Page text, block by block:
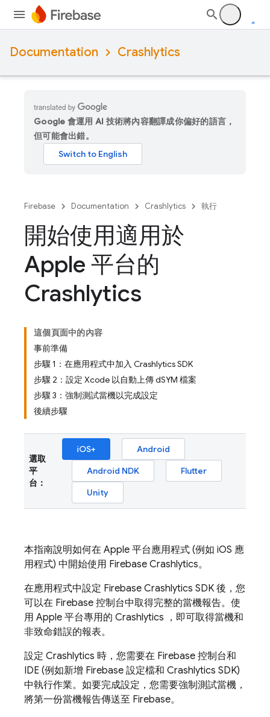
Documentation Crashlytics
Google 會運用 AI 技術將內容翻譯成你偏好的語言，
但可能會出錯。
Firebase Documentation Crashlytics 執行
開始使用適用於
Apple 平台的
Crashlytics
這個頁面中的內容
事前準備
步驟 1：在應用程式中加入 Crashlytics SDK
步驟 2：設定 Xcode 以自動上傳 dSYM 檔案
步驟 3：強制測試當機以完成設定
後續步驟
選取
平
台：
iOS+
Android
Android NDK
Flutter
Unity
本指南說明如何在 Apple 平台應用程式 (例如 iOS 應
用程式) 中開始使用 Firebase Crashlytics。
在應用程式中設定 Firebase Crashlytics SDK 後，您
可以在 Firebase 控制台中取得完整的當機報告。使
用 Apple 平台專用的 Crashlytics ，即可取得當機和
非致命錯誤的報表。
設定 Crashlytics 時，您需要在 Firebase 控制台和
IDE (例如新增 Firebase 設定檔和 Crashlytics SDK)
中執行作業。如要完成設定，您需要強制測試當機，
將第一份當機報告傳送至 Firebase。